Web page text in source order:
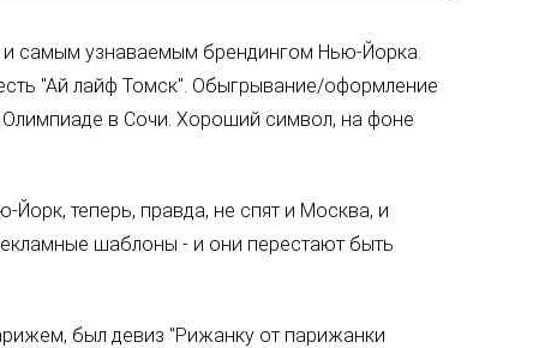
самым узнаваемым брендингом Нью-Йорка.
"Ай лайф Томск". Обыгрывание/оформление
в Сочи. Хороший символ, на фоне
теперь, правда, не спят и Москва, и
шаблоны - и они перестают быть
был девиз "Рижанку от парижанки